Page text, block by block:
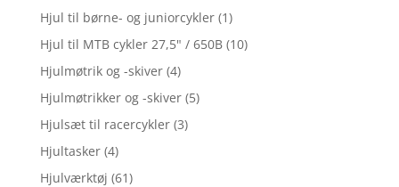
Hjul til børne- og juniorcykler (1)
Hjul til MTB cykler 27,5" / 650B (10)
Hjulmøtrik og -skiver (4)
Hjulmøtrikker og -skiver (5)
Hjulsæt til racercykler (3)
Hjultasker (4)
Hjulværktøj (61)